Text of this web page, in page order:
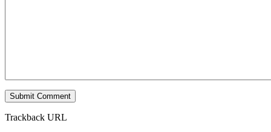
Trackback URL